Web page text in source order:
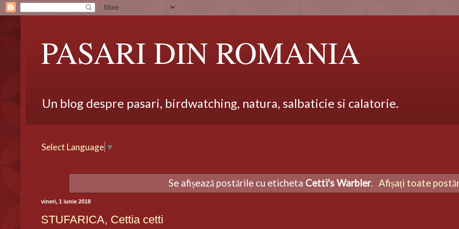
PASARI DIN ROMANIA
Un blog despre pasari, birdwatching, natura, salbaticie si calatorie.
Select Language ▼
Se afișează postările cu eticheta Cetti's Warbler. Afișați toate
vineri, 1 iunie 2018
STUFARICA, Cettia cetti